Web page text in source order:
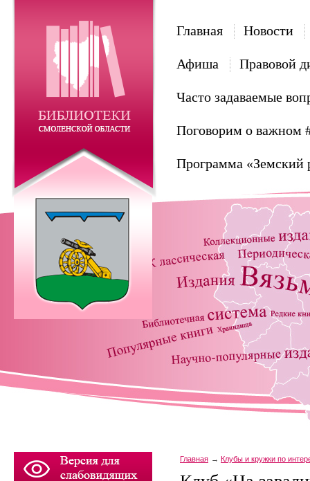
Главная Новости
Афиша Правовой
Часто задаваемые
Поговорим о важном
Программа «Земский
Главная Клубы и кружки по